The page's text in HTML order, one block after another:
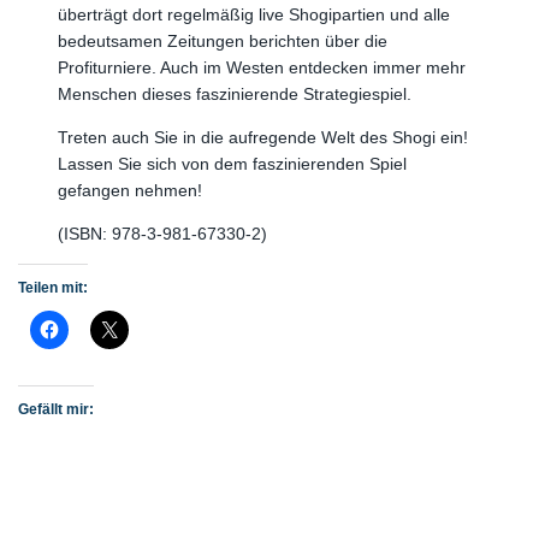
überträgt dort regelmäßig live Shogipartien und alle
bedeutsamen Zeitungen berichten über die
Profiturniere. Auch im Westen entdecken immer mehr
Menschen dieses faszinierende Strategiespiel.
Treten auch Sie in die aufregende Welt des Shogi ein!
Lassen Sie sich von dem faszinierenden Spiel
gefangen nehmen!
(ISBN: 978-3-981-67330-2)
Teilen mit:
Gefällt mir: